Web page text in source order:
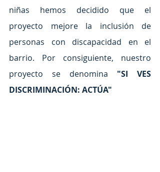
niñas hemos decidido que el
proyecto mejore la inclusión de
personas con discapacidad en el
barrio. Por consiguiente, nuestro
proyecto se denomina "SI VES
DISCRIMINACIÓN: ACTÚA"